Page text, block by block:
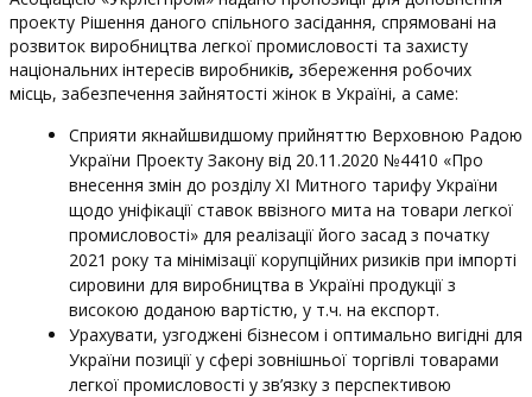
проекту Рішення даного спільного засідання, спрямовані на
розвиток виробництва легкої промисловості та захисту
національних інтересів виробників, збереження робочих
місць, забезпечення зайнятості жінок в Україні, а саме:
Сприяти якнайшвидшому прийняттю Верховною Радою
України Проекту Закону від 20.11.2020 №4410 «Про
внесення змін до розділу ХІ Митного тарифу України
щодо уніфікації ставок ввізного мита на товари легкої
промисловості» для реалізації його засад з початку
2021 року та мінімізації корупційних ризиків при імпорті
сировини для виробництва в Україні продукції з
високою доданою вартістю, у т.ч. на експорт.
Урахувати, узгоджені бізнесом і оптимально вигідні для
України позиції у сфері зовнішньої торгівлі товарами
легкої промисловості у зв’язку з перспективою